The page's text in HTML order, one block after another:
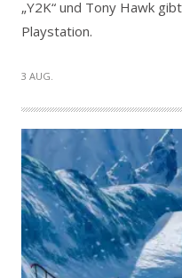
„Y2K“ und Tony Hawk
Playstation.
3 AUG.